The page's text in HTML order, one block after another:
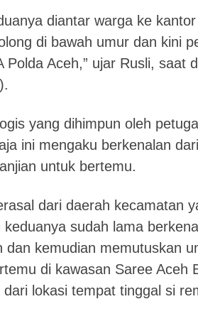
diantar warga ke
di bawah umur dan kini
Polda Aceh,” ujar Rusli, saat
yang dihimpun oleh
ini mengaku berkenalan
untuk bertemu.
dari daerah kecamatan
keduanya sudah lama
dan kemudian memutuskan
di kawasan Saree Aceh
lokasi tempat tinggal si